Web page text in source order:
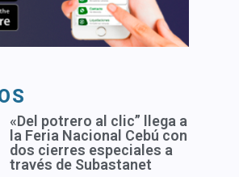
«Del potrero al clic” llega a
la Feria Nacional Cebú con
dos cierres especiales a
través de Subastanet